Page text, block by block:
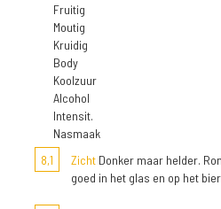
Fruitig
Moutig
Kruidig
Body
Koolzuur
Alcohol
Intensit.
Nasmaak
8,1
Zicht Donker maar helder.
goed in het glas en op het